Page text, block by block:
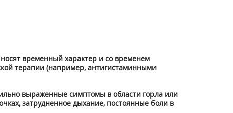
временный характер и со временем
терапии (например, антигистаминными
выраженные симптомы в области горла или
затрудненное дыхание, постоянные боли в